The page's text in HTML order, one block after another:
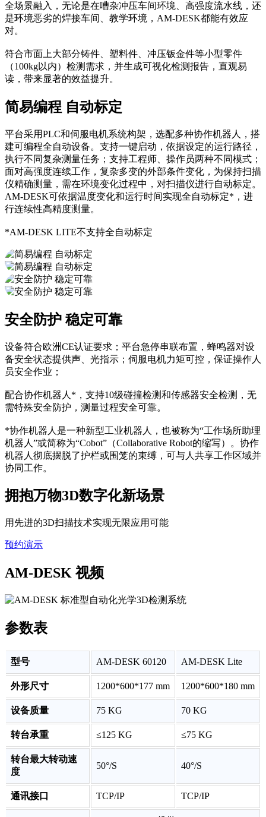
全场景融入，无论是在嘈杂冲压车间环境、高强度流水线，还
是环境恶劣的焊接车间、教学环境，AM-DESK都能有效应
对。
符合市面上大部分铸件、塑料件、冲压钣金件等小型零件
（100kg以内）检测需求，并生成可视化检测报告，直观易
读，带来显著的效益提升。
简易编程 自动标定
平台采用PLC和伺服电机系统构架，选配多种协作机器人，搭
建可编程全自动设备。支持一键启动，依据设定的运行路径，
执行不同复杂测量任务；支持工程师、操作员两种不同模式；
面对高强度连续工作，复杂多变的外部条件变化，为保持扫描
仪精确测量，需在环境变化过程中，对扫描仪进行自动标定。
AM-DESK可依据温度变化和运行时间实现全自动标定*，进
行连续性高精度测量。
*AM-DESK LITE不支持全自动标定
安全防护 稳定可靠
设备符合欧洲CE认证要求；平台急停串联布置，蜂鸣器对设
备安全状态提供声、光指示；伺服电机力矩可控，保证操作人
员安全作业；
配合协作机器人*，支持10级碰撞检测和传感器安全检测，无
需特殊安全防护，测量过程安全可靠。
*协作机器人是一种新型工业机器人，也被称为“工作场所助理
机器人”或简称为“Cobot”（Collaborative Robot的缩写）。协作
机器人彻底摆脱了护栏或围笼的束缚，可与人共享工作区域并
协同工作。
拥抱万物3D数字化新场景
用先进的3D扫描技术实现无限应用可能
预约演示
AM-DESK 视频
参数表
型号 AM-DESK 60120 AM-DESK Lite
外形尺寸 1200*600*177 mm 1200*600*180 mm
设备质量 75 KG 70 KG
转台承重 ≤125 KG ≤75 KG
转台最大转动速
度
50°/S 40°/S
通讯接口 TCP/IP TCP/IP